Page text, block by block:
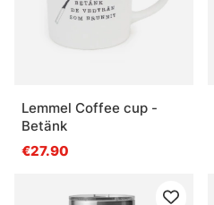
Lemmel Coffee cup -
Betänk
€27.90